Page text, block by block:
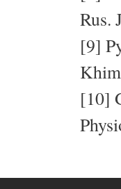
Rus.
[9]
[10]